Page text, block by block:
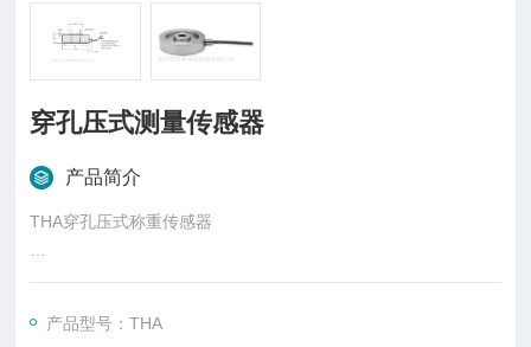
穿孔压式测量传感器
产品简介
THA穿孔压式称重传感器
概述
个量程的孔的尺寸有两种可选。
产品型号：THA